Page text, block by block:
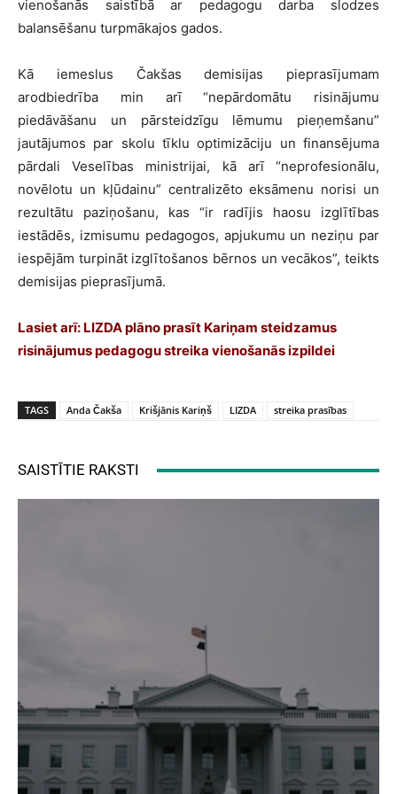
vienošanās saistībā ar pedagogu darba slodzes
balansēšanu turpmākajos gados.
Kā iemeslus Čakšas demisijas pieprasījumam
arodbiedrība min arī “nepārdomātu risinājumu
piedāvāšanu un pārsteidzīgu lēmumu pieņemšanu”
jautājumos par skolu tīklu optimizāciju un finansējuma
pārdali Veselības ministrijai, kā arī “neprofesionālu,
novēlotu un kļūdainu” centralizēto eksāmenu norisi un
rezultātu paziņošanu, kas “ir radījis haosu izglītības
iestādēs, izmisumu pedagogos, apjukumu un neziņu par
iespējām turpināt izglītošanos bērnos un vecākos”, teikts
demisijas pieprasījumā.
Lasiet arī: LIZDA plāno prasīt Kariņam steidzamus
risinājumus pedagogu streika vienošanās izpildei
TAGS Anda Čakša Krišjānis Kariņš LIZDA streika prasības
SAISTĪTIE RAKSTI